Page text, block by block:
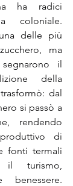
ha radici
coloniale.
delle più
ma
il
della
dal
si passò a
rendendo
di
fonti termali
turismo,
benessere.